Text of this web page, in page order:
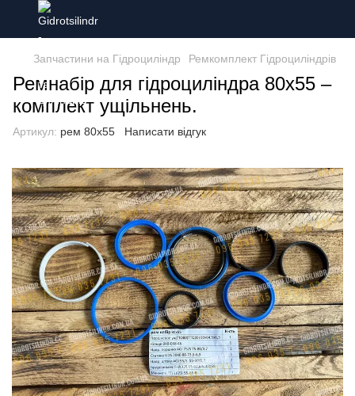
Запчастини на Гідроциліндр Ремкомплект Гідроциліндрів
Ремнабір для гідроциліндра 80х55 –
комплект ущільнень.
Артикул: рем 80х55 Написати відгук